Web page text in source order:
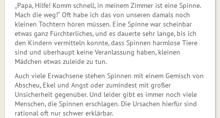
„Papa, Hilfe! Komm schnell, in meinem Zimmer ist eine Spinne.
Mach die weg!“ Oft habe ich das von unseren damals noch
kleinen Töchtern hören müssen. Eine Spinne war scheinbar
etwas ganz Fürchterliches, und es dauerte sehr lange, bis ich
den Kindern vermitteln konnte, dass Spinnen harmlose Tiere
sind und überhaupt keine Veranlassung haben, kleinen
Mädchen etwas zuleide zu tun.
Auch viele Erwachsene stehen Spinnen mit einem Gemisch von
Abscheu, Ekel und Angst oder zumindest mit großer
Unsicherheit gegenüber. Und leider gibt es immer noch viele
Menschen, die Spinnen erschlagen. Die Ursachen hierfür sind
rational oft nur schwer erklärbar.